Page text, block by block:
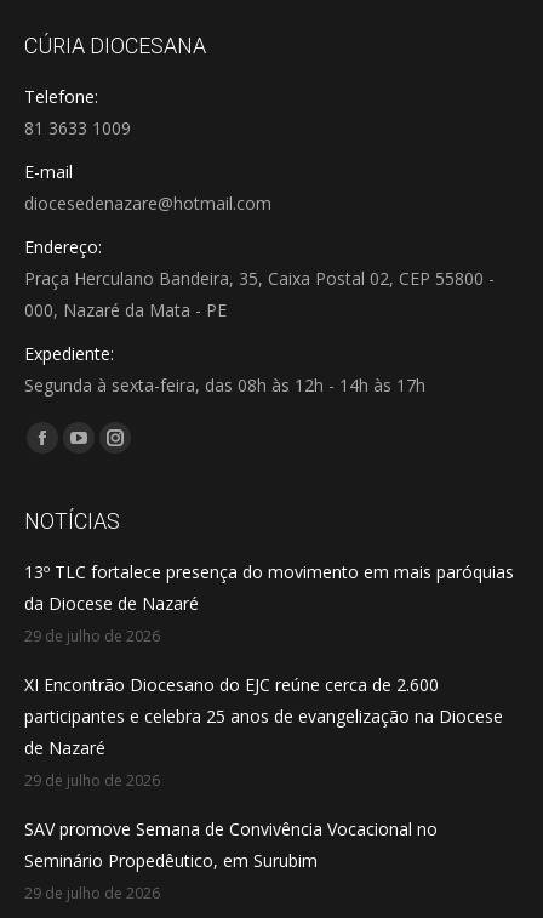
CÚRIA DIOCESANA
Telefone:
81 3633 1009
E-mail
diocesedenazare@hotmail.com
Endereço:
Praça Herculano Bandeira, 35, Caixa Postal 02, CEP 55800 -
000, Nazaré da Mata - PE
Expediente:
Segunda à sexta-feira, das 08h às 12h - 14h às 17h
Encontre-nos em:
Facebook
opens
new
window
YouTube
opens
new
window
Instagram
opens
new
window
NOTÍCIAS
13º TLC fortalece presença do movimento em mais paróquias
da Diocese de Nazaré
29 de julho de 2026
XI Encontrão Diocesano do EJC reúne cerca de 2.600
participantes e celebra 25 anos de evangelização na Diocese
de Nazaré
29 de julho de 2026
SAV promove Semana de Convivência Vocacional no
Seminário Propedêutico, em Surubim
29 de julho de 2026